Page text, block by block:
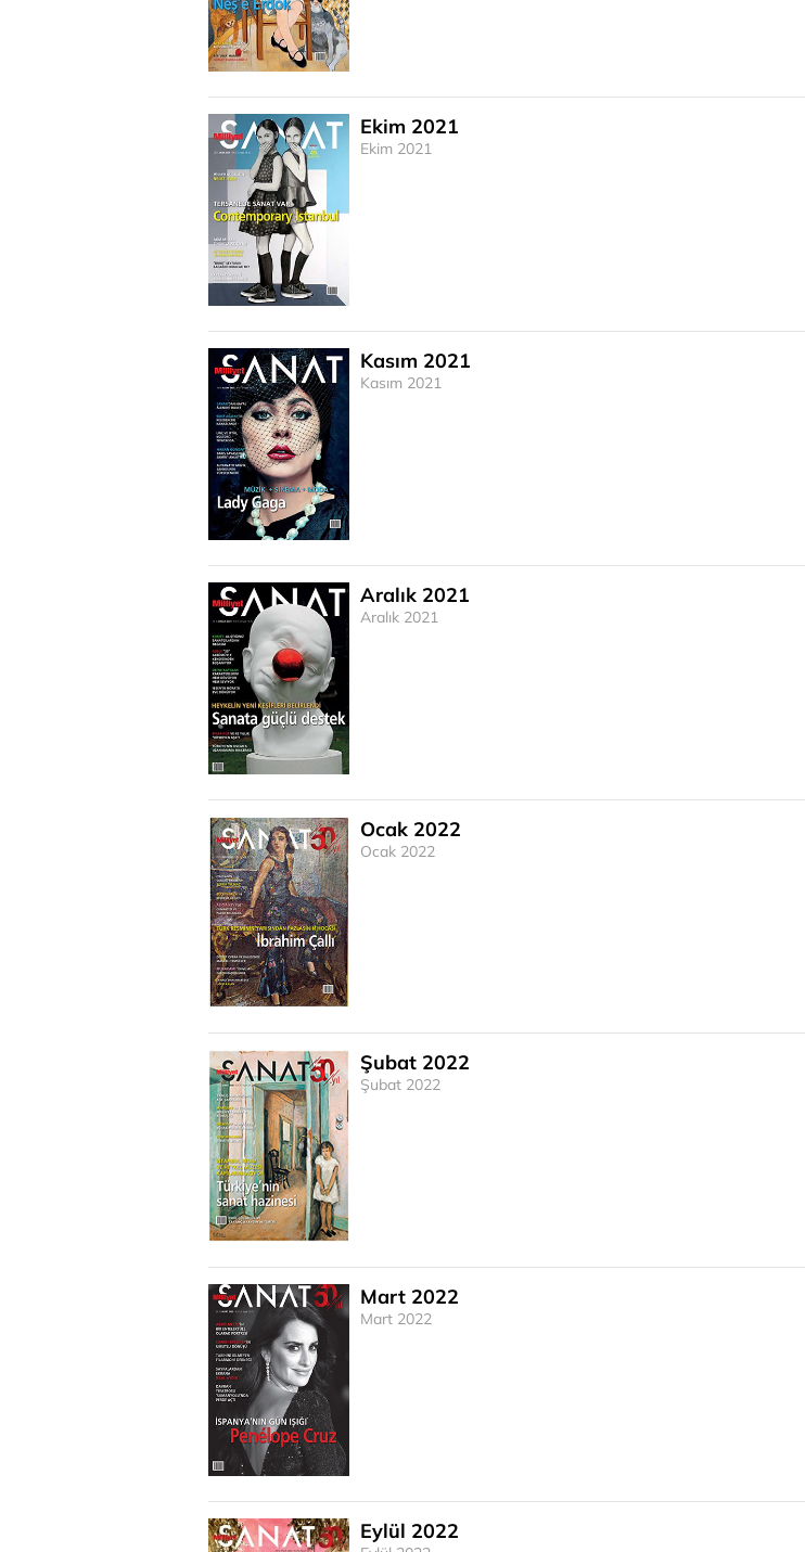
Ekim 2021
Ekim 2021
Kasım 2021
Kasım 2021
Aralık 2021
Aralık 2021
Ocak 2022
Ocak 2022
Şubat 2022
Şubat 2022
Mart 2022
Mart 2022
Eylül 2022